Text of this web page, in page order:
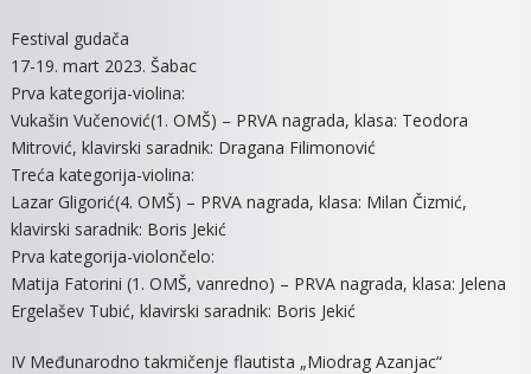
Festival gudača
17-19. mart 2023. Šabac
Prva kategorija-violina:
Vukašin Vučenović(1. OMŠ) – PRVA nagrada, klasa: Teodora
Mitrović, klavirski saradnik: Dragana Filimonović
Treća kategorija-violina:
Lazar Gligorić(4. OMŠ) – PRVA nagrada, klasa: Milan Čizmić,
klavirski saradnik: Boris Jekić
Prva kategorija-violončelo:
Matija Fatorini (1. OMŠ, vanredno) – PRVA nagrada, klasa: Jelena
Ergelašev Tubić, klavirski saradnik: Boris Jekić
IV Međunarodno takmičenje flautista „Miodrag Azanjac“